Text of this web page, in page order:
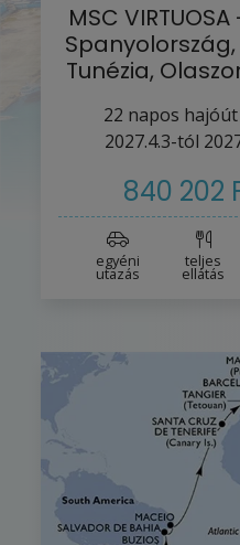
MSC
Tunézia,
22 napos hajóút
2027.4.3-tól
840 202
egyéni
utazás
teljes
ellátás